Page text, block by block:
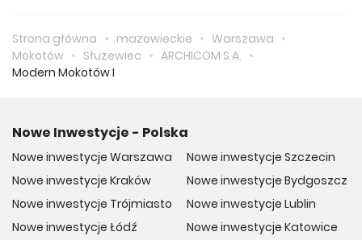
Strona główna mazowieckie
Warszawa
Mokotów
Służewiec
ARCHICOM S.A.
Modern Mokotów I
Nowe Inwestycje - Polska
Nowe inwestycje Warszawa
Nowe inwestycje Kraków
Nowe inwestycje Trójmiasto
Nowe inwestycje Łódź
Nowe inwestycje Szczecin
Nowe inwestycje Bydgoszcz
Nowe inwestycje Lublin
Nowe inwestycje Katowice